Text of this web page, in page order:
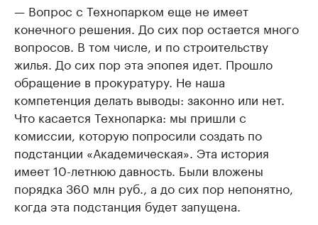
— Вопрос с Технопарком еще не имеет
конечного решения. До сих пор остается много
вопросов. В том числе, и по строительству
жилья. До сих пор эта эпопея идет. Прошло
обращение в прокуратуру. Не наша
компетенция делать выводы: законно или нет.
Что касается Технопарка: мы пришли с
комиссии, которую попросили создать по
подстанции «Академическая». Эта история
имеет 10-летнюю давность. Были вложены
порядка 360 млн руб., а до сих пор непонятно,
когда эта подстанция будет запущена.